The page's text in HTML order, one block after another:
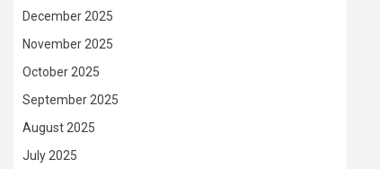
December 2025
November 2025
October 2025
September 2025
August 2025
July 2025